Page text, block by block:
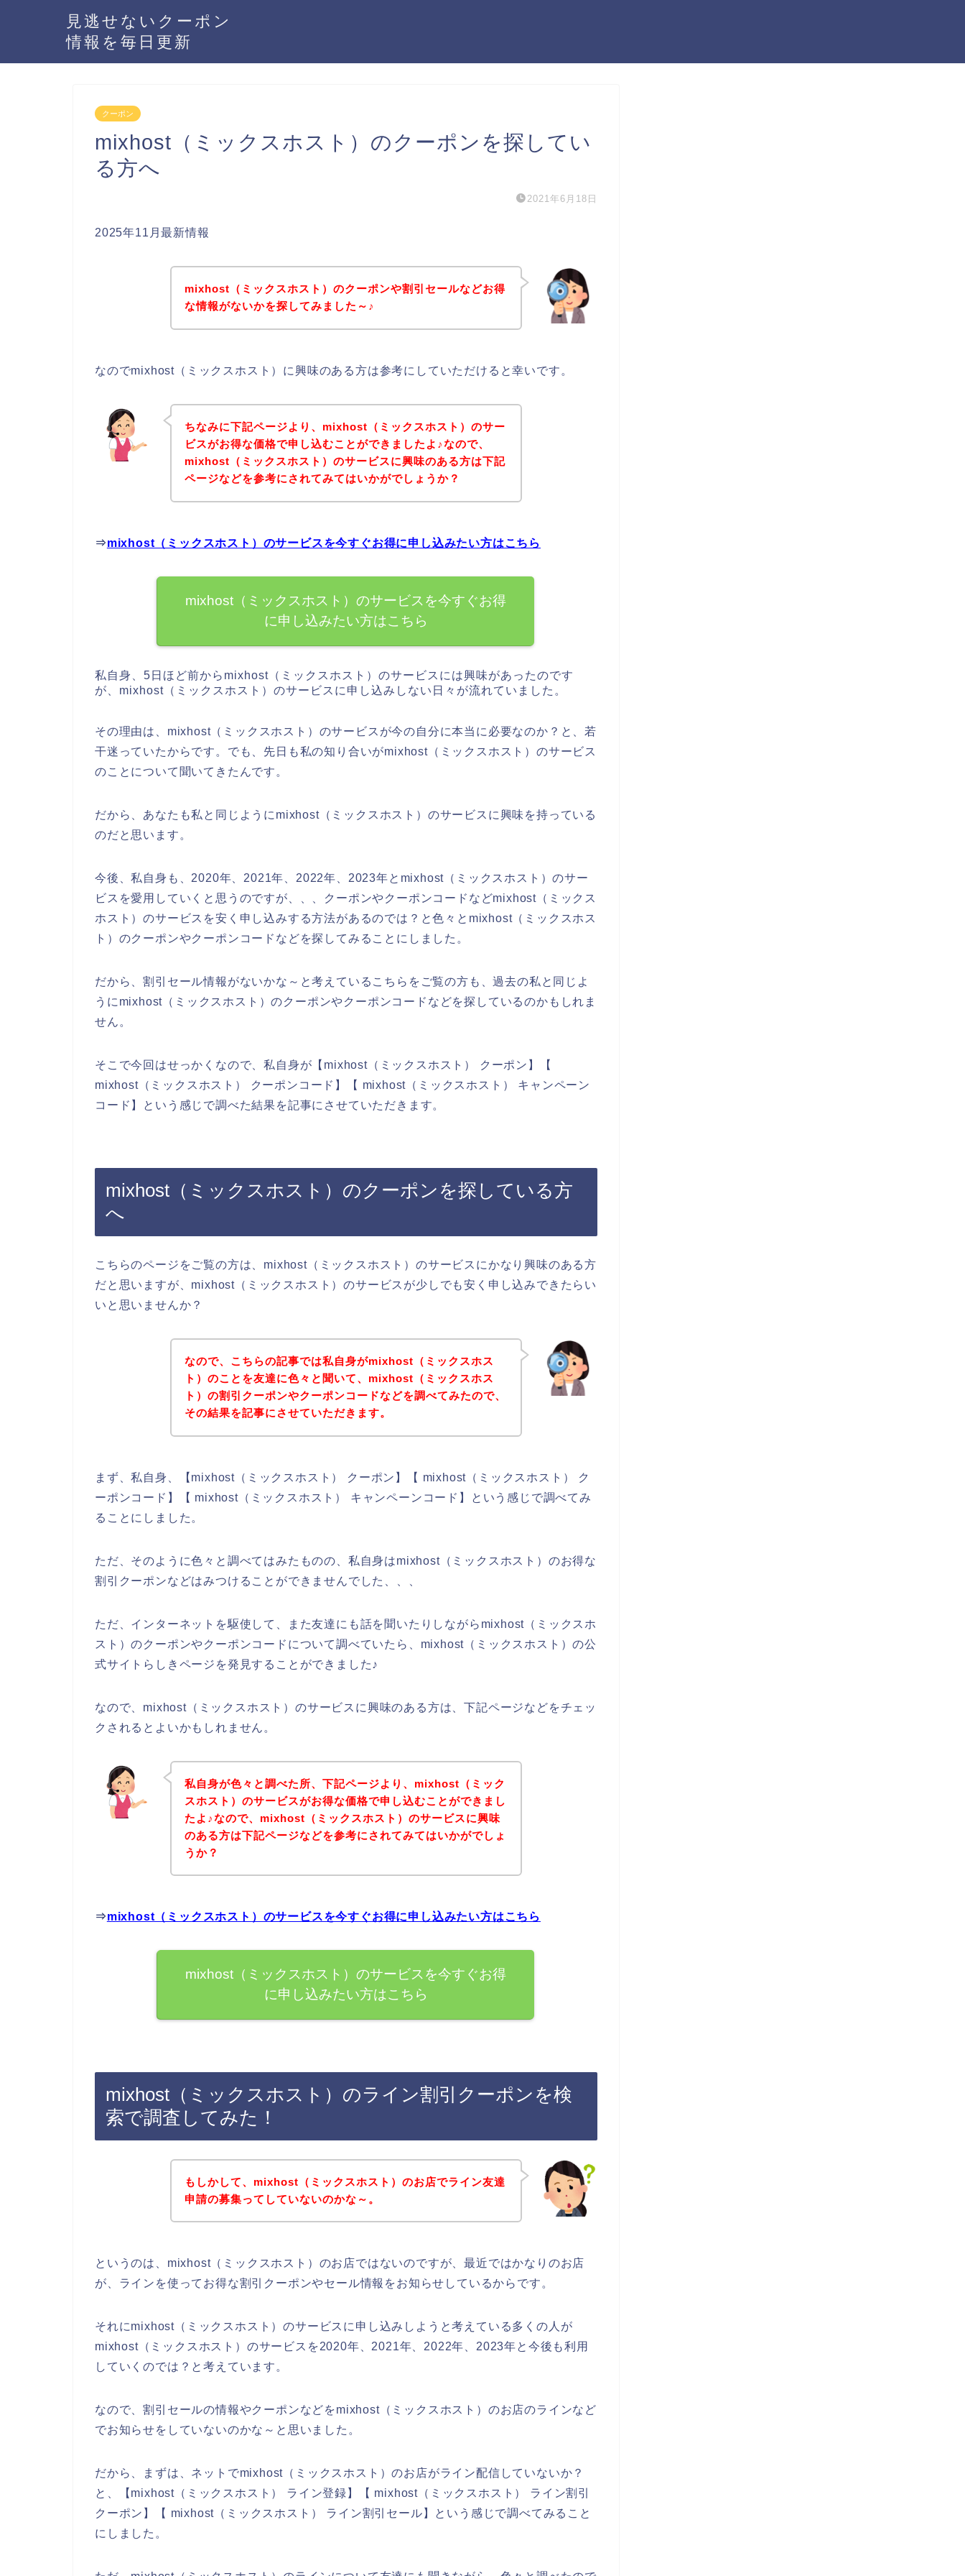
見逃せないクーポン
情報を毎日更新
クーポン
mixhost（ミックスホスト）のクーポンを探してい
る方へ
2021年6月18日
2025年11月最新情報
mixhost（ミックスホスト）のクーポンや割引セールなどお得
な情報がないかを探してみました～♪
なのでmixhost（ミックスホスト）に興味のある方は参考にしていただけると幸いです。
ちなみに下記ページより、mixhost（ミックスホスト）のサー
ビスがお得な価格で申し込むことができましたよ♪なので、
mixhost（ミックスホスト）のサービスに興味のある方は下記
ページなどを参考にされてみてはいかがでしょうか？
⇒mixhost（ミックスホスト）のサービスを今すぐお得に申し込みたい方はこちら
mixhost（ミックスホスト）のサービスを今すぐお得
に申し込みたい方はこちら
私自身、5日ほど前からmixhost（ミックスホスト）のサービスには興味があったのです
が、mixhost（ミックスホスト）のサービスに申し込みしない日々が流れていました。
その理由は、mixhost（ミックスホスト）のサービスが今の自分に本当に必要なのか？と、若
干迷っていたからです。でも、先日も私の知り合いがmixhost（ミックスホスト）のサービス
のことについて聞いてきたんです。
だから、あなたも私と同じようにmixhost（ミックスホスト）のサービスに興味を持っている
のだと思います。
今後、私自身も、2020年、2021年、2022年、2023年とmixhost（ミックスホスト）のサー
ビスを愛用していくと思うのですが、、、クーポンやクーポンコードなどmixhost（ミックス
ホスト）のサービスを安く申し込みする方法があるのでは？と色々とmixhost（ミックスホス
ト）のクーポンやクーポンコードなどを探してみることにしました。
だから、割引セール情報がないかな～と考えているこちらをご覧の方も、過去の私と同じよ
うにmixhost（ミックスホスト）のクーポンやクーポンコードなどを探しているのかもしれま
せん。
そこで今回はせっかくなので、私自身が【mixhost（ミックスホスト） クーポン】【
mixhost（ミックスホスト） クーポンコード】【 mixhost（ミックスホスト） キャンペーン
コード】という感じで調べた結果を記事にさせていただきます。
mixhost（ミックスホスト）のクーポンを探している方
へ
こちらのページをご覧の方は、mixhost（ミックスホスト）のサービスにかなり興味のある方
だと思いますが、mixhost（ミックスホスト）のサービスが少しでも安く申し込みできたらい
いと思いませんか？
なので、こちらの記事では私自身がmixhost（ミックスホス
ト）のことを友達に色々と聞いて、mixhost（ミックスホス
ト）の割引クーポンやクーポンコードなどを調べてみたので、
その結果を記事にさせていただきます。
まず、私自身、【mixhost（ミックスホスト） クーポン】【 mixhost（ミックスホスト） ク
ーポンコード】【 mixhost（ミックスホスト） キャンペーンコード】という感じで調べてみ
ることにしました。
ただ、そのように色々と調べてはみたものの、私自身はmixhost（ミックスホスト）のお得な
割引クーポンなどはみつけることができませんでした、、、
ただ、インターネットを駆使して、また友達にも話を聞いたりしながらmixhost（ミックスホ
スト）のクーポンやクーポンコードについて調べていたら、mixhost（ミックスホスト）の公
式サイトらしきページを発見することができました♪
なので、mixhost（ミックスホスト）のサービスに興味のある方は、下記ページなどをチェッ
クされるとよいかもしれません。
私自身が色々と調べた所、下記ページより、mixhost（ミック
スホスト）のサービスがお得な価格で申し込むことができまし
たよ♪なので、mixhost（ミックスホスト）のサービスに興味
のある方は下記ページなどを参考にされてみてはいかがでしょ
うか？
⇒mixhost（ミックスホスト）のサービスを今すぐお得に申し込みたい方はこちら
mixhost（ミックスホスト）のサービスを今すぐお得
に申し込みたい方はこちら
mixhost（ミックスホスト）のライン割引クーポンを検
索で調査してみた！
もしかして、mixhost（ミックスホスト）のお店でライン友達
申請の募集ってしていないのかな～。
というのは、mixhost（ミックスホスト）のお店ではないのですが、最近ではかなりのお店
が、ラインを使ってお得な割引クーポンやセール情報をお知らせしているからです。
それにmixhost（ミックスホスト）のサービスに申し込みしようと考えている多くの人が
mixhost（ミックスホスト）のサービスを2020年、2021年、2022年、2023年と今後も利用
していくのでは？と考えています。
なので、割引セールの情報やクーポンなどをmixhost（ミックスホスト）のお店のラインなど
でお知らせをしていないのかな～と思いました。
だから、まずは、ネットでmixhost（ミックスホスト）のお店がライン配信していないか？
と、【mixhost（ミックスホスト） ライン登録】【 mixhost（ミックスホスト） ライン割引
クーポン】【 mixhost（ミックスホスト） ライン割引セール】という感じで調べてみること
にしました。